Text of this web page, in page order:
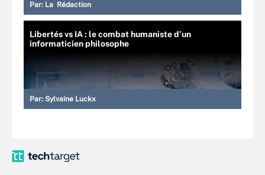
Par: La Rédaction
Libertés vs IA : le combat humaniste d’un
informaticien philosophe
Par: Sylvaine Luckx